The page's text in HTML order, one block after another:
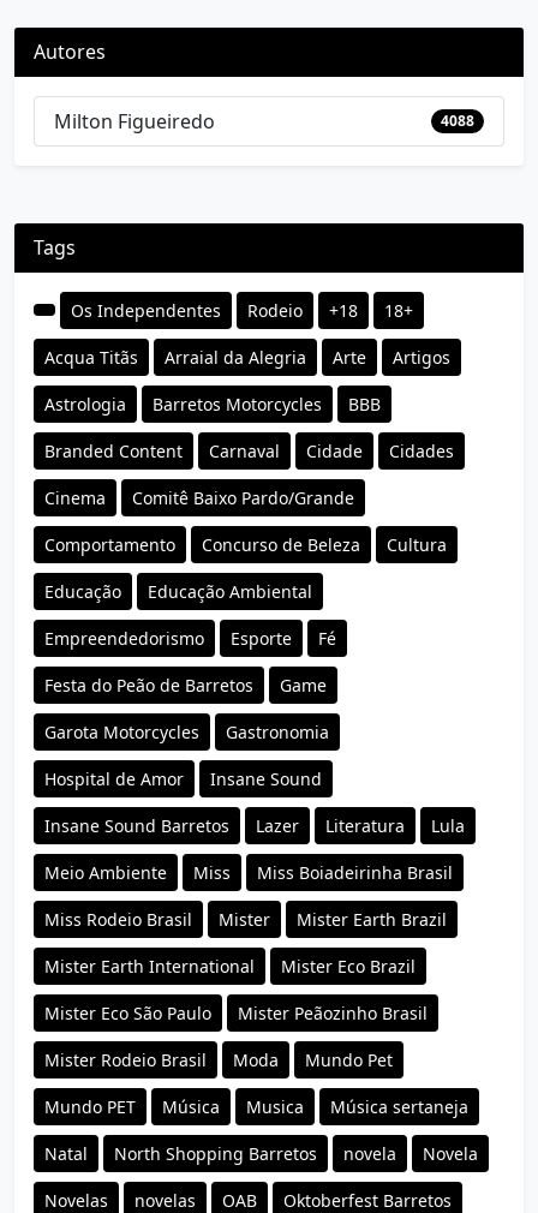
Autores
Milton Figueiredo 4088
Tags
Os Independentes Rodeio +18 18+
Acqua Titãs Arraial da Alegria Arte Artigos
Astrologia Barretos Motorcycles BBB
Branded Content Carnaval Cidade Cidades
Cinema Comitê Baixo Pardo/Grande
Comportamento Concurso de Beleza Cultura
Educação Educação Ambiental
Empreendedorismo Esporte Fé
Festa do Peão de Barretos Game
Garota Motorcycles Gastronomia
Hospital de Amor Insane Sound
Insane Sound Barretos Lazer Literatura Lula
Meio Ambiente Miss Miss Boiadeirinha Brasil
Miss Rodeio Brasil Mister Mister Earth Brazil
Mister Earth International Mister Eco Brazil
Mister Eco São Paulo Mister Peãozinho Brasil
Mister Rodeio Brasil Moda Mundo Pet
Mundo PET Música Musica Música sertaneja
Natal North Shopping Barretos novela Novela
Novelas novelas OAB Oktoberfest Barretos